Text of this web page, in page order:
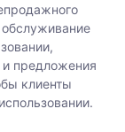
и предложения
клиенты